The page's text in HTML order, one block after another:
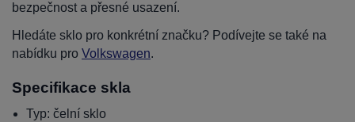
bezpečnost a přesné usazení.
Hledáte sklo pro konkrétní značku? Podívejte se také na
nabídku pro Volkswagen.
Specifikace skla
Typ: čelní sklo